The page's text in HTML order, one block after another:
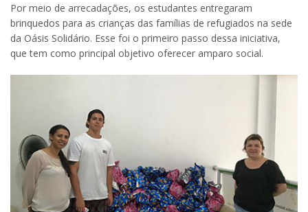
Por meio de arrecadações, os estudantes entregaram
brinquedos para as crianças das famílias de refugiados na sede
da Oásis Solidário. Esse foi o primeiro passo dessa iniciativa,
que tem como principal objetivo oferecer amparo social.